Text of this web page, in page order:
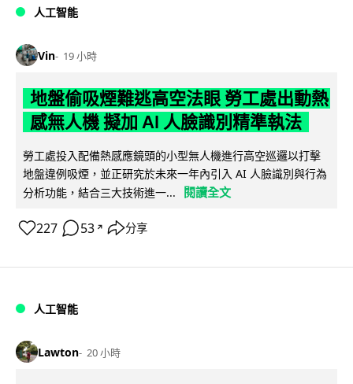
人工智能
Vin 19 小時
地盤偷吸煙難逃高空法眼 勞工處出動熱
感無人機 擬加 AI 人臉識別精準執法
勞工處投入配備熱感應鏡頭的小型無人機進行高空巡邏以打擊
地盤違例吸煙，並正研究於未來一年內引入 AI 人臉識別與行為
分析功能，結合三大技術進一...
閱讀全文
227 53 ↗ 分享
人工智能
Lawton 20 小時